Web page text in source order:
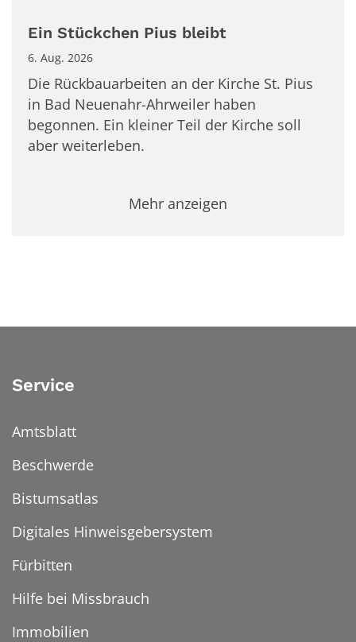
Ein Stückchen Pius bleibt
6. Aug. 2026
Die Rückbauarbeiten an der Kirche St. Pius
in Bad Neuenahr-Ahrweiler haben
begonnen. Ein kleiner Teil der Kirche soll
aber weiterleben.
Mehr anzeigen
Service
Amtsblatt
Beschwerde
Bistumsatlas
Digitales Hinweisgebersystem
Fürbitten
Hilfe bei Missbrauch
Immobilien